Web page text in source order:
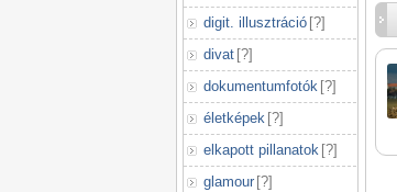
digit. illusztráció [?]
divat [?]
dokumentumfotók [?]
életképek [?]
elkapott pillanatok [?]
glamour [?]